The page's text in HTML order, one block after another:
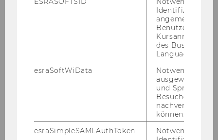
Identifizierung
angemeldeten
Benutzers im
des Business
Language
esraSoftWiData
Notwendig um
ausgewählte
und
Besuchers
nachverfolgen
können.
esraSimpleSAMLAuthToken
Notwendig zur